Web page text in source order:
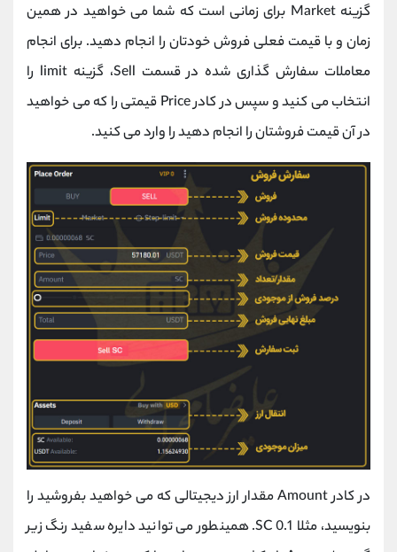
گزینه Market برای زمانی است که شما می خواهید در همین
زمان و با قیمت فعلی فروش خودتان را انجام دهید. برای انجام
معاملات سفارش گذاری شده در قسمت Sell، گزینه limit را
انتخاب می کنید و سپس در کادر Price قیمتی را که می خواهید
در آن قیمت فروشتان را انجام دهید را وارد می کنید.
در کادر Amount مقدار ارز دیجیتالی که می خواهید بفروشید را
بنویسید، مثلا 0.1 SC. همینطور می توانید دایره سفید رنگ زیر